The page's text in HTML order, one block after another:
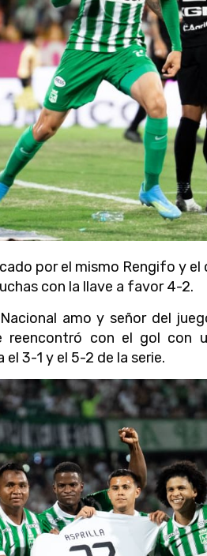
por el mismo Rengifo y
con la llave a favor 4-2.
amo y señor del
reencontró con el gol con
3-1 y el 5-2 de la serie.